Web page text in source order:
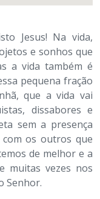
Jesus! Na vida,
e sonhos que
a vida também é
pequena fração
que a vida vai
dissabores e
sem a presença
os outros que
de melhor e a
muitas vezes nos
Senhor.